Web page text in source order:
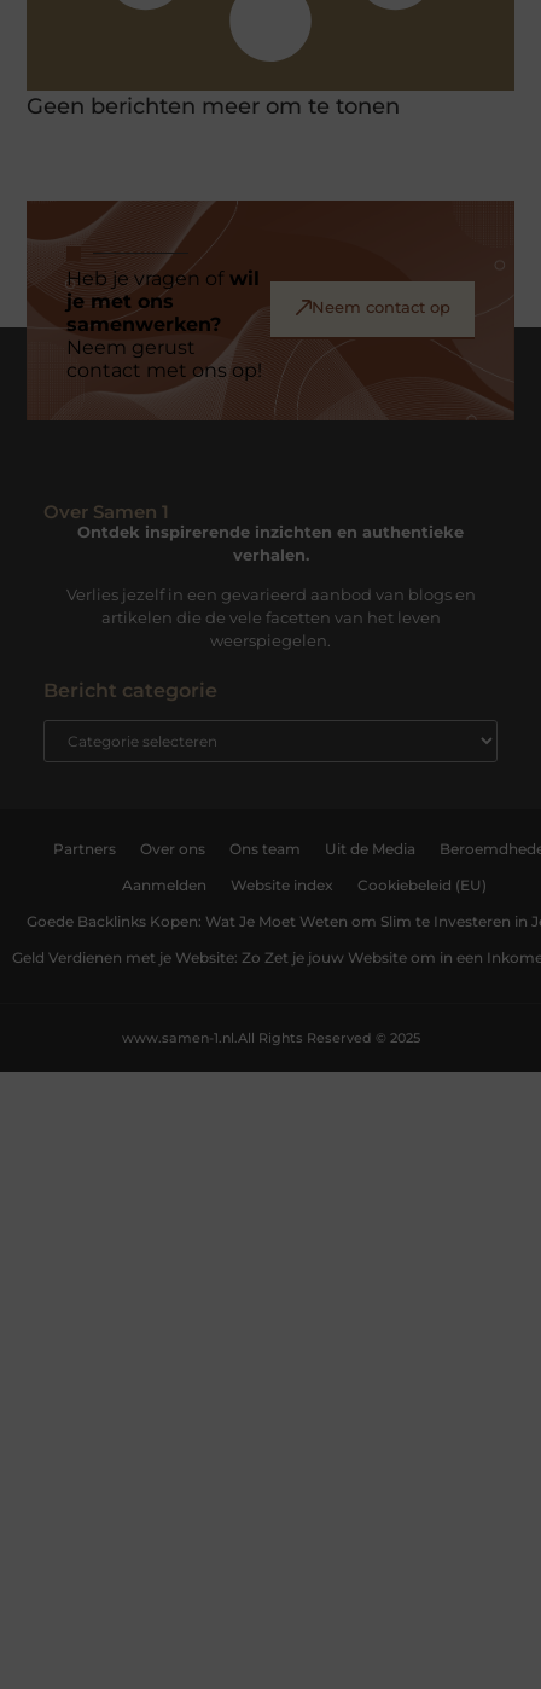
Geen berichten meer om te tonen
Heb je vragen ofwil
je met ons
samenwerken?
Neem gerust
contact met ons op!
Neem contact op
Over Samen 1
Ontdek inspirerende inzichten en authentieke
verhalen.
Verlies jezelf in een gevarieerd aanbod van blogs en
artikelen die de vele facetten van het leven
weerspiegelen.
Bericht categorie
Partners Over ons Ons team Uit de Media
Aanmelden Website index Cookiebeleid (EU)
Goede Backlinks Kopen: Wat Je Moet Weten om Slim te Investeren in
Geld Verdienen met je Website: Zo Zet je jouw Website om in een
All Rights Reserved © 2025
www.samen-1.nl.